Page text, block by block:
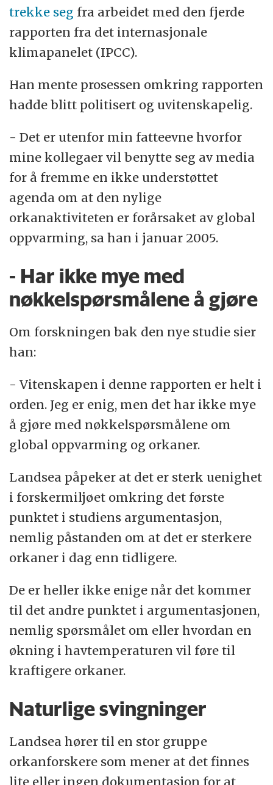
trekke seg fra arbeidet med den fjerde
rapporten fra det internasjonale
klimapanelet (IPCC).
Han mente prosessen omkring rapporten
hadde blitt politisert og uvitenskapelig.
- Det er utenfor min fatteevne hvorfor
mine kollegaer vil benytte seg av media
for å fremme en ikke understøttet
agenda om at den nylige
orkanaktiviteten er forårsaket av global
oppvarming, sa han i januar 2005.
- Har ikke mye med
nøkkelspørsmålene å gjøre
Om forskningen bak den nye studie sier
han:
- Vitenskapen i denne rapporten er helt i
orden. Jeg er enig, men det har ikke mye
å gjøre med nøkkelspørsmålene om
global oppvarming og orkaner.
Landsea påpeker at det er sterk uenighet
i forskermiljøet omkring det første
punktet i studiens argumentasjon,
nemlig påstanden om at det er sterkere
orkaner i dag enn tidligere.
De er heller ikke enige når det kommer
til det andre punktet i argumentasjonen,
nemlig spørsmålet om eller hvordan en
økning i havtemperaturen vil føre til
kraftigere orkaner.
Naturlige svingninger
Landsea hører til en stor gruppe
orkanforskere som mener at det finnes
lite eller ingen dokumentasjon for at